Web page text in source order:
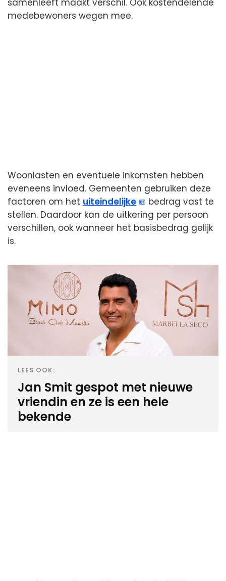
samenleeft maakt verschil. Ook kostendelende
medebewoners wegen mee.
Woonlasten en eventuele inkomsten hebben
eveneens invloed. Gemeenten gebruiken deze
factoren om het uiteindelijke
bedrag vast te
stellen. Daardoor kan de uitkering per persoon
verschillen, ook wanneer het basisbedrag gelijk
is.
LEES OOK:
Jan Smit gespot met nieuwe
vriendin en ze is een hele
bekende